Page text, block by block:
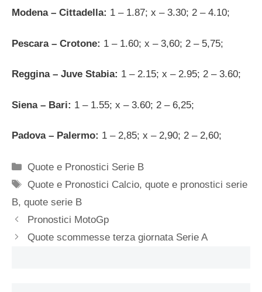
Modena – Cittadella: 1 – 1.87; x – 3.30; 2 – 4.10;
Pescara – Crotone: 1 – 1.60; x – 3,60; 2 – 5,75;
Reggina – Juve Stabia: 1 – 2.15; x – 2.95; 2 – 3.60;
Siena – Bari: 1 – 1.55; x – 3.60; 2 – 6,25;
Padova – Palermo: 1 – 2,85; x – 2,90; 2 – 2,60;
Categorie
Quote e Pronostici Serie B
Tag
Quote e Pronostici Calcio,quote e pronostici serie
B, quote serie B
Pronostici MotoGp
Quote scommesse terza giornata Serie A